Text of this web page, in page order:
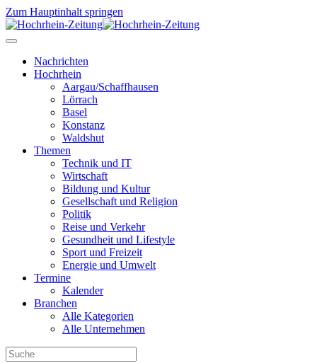
Zum Hauptinhalt springen
Nachrichten
Hochrhein
Aargau/Schaffhausen
Lörrach
Basel
Konstanz
Waldshut
Themen
Technik und IT
Wirtschaft
Bildung und Kultur
Gesellschaft und Religion
Politik
Reise und Verkehr
Gesundheit und Lifestyle
Sport und Freizeit
Energie und Umwelt
Termine
Kalender
Branchen
Alle Kategorien
Alle Unternehmen